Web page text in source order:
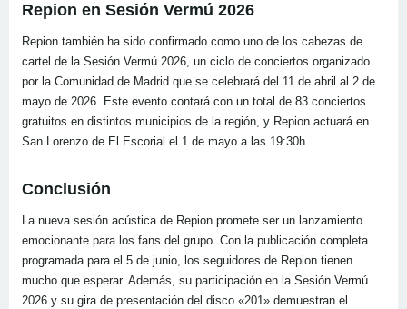
Repion en Sesión Vermú 2026
Repion también ha sido confirmado como uno de los cabezas de
cartel de la Sesión Vermú 2026, un ciclo de conciertos organizado
por la Comunidad de Madrid que se celebrará del 11 de abril al 2 de
mayo de 2026. Este evento contará con un total de 83 conciertos
gratuitos en distintos municipios de la región, y Repion actuará en
San Lorenzo de El Escorial el 1 de mayo a las 19:30h.
Conclusión
La nueva sesión acústica de Repion promete ser un lanzamiento
emocionante para los fans del grupo. Con la publicación completa
programada para el 5 de junio, los seguidores de Repion tienen
mucho que esperar. Además, su participación en la Sesión Vermú
2026 y su gira de presentación del disco «201» demuestran el